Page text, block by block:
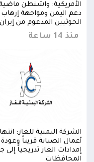
الأمريكية: واشنطن
دعم اليمن ومواجهة إرهاب
الحوثيين المدعوم من إيران
منذ 14 ساعة
الشركة اليمنية للغاز:
أعمال الصيانة قريباً وعودة
إمدادات الغاز تدريجياً إلى
المحافظات